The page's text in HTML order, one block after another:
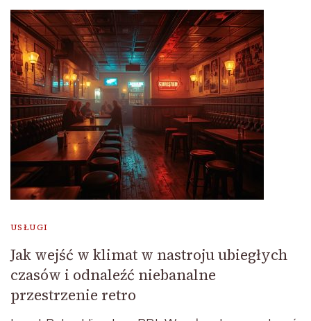
USŁUGI
Jak wejść w klimat w nastroju ubiegłych
czasów i odnaleźć niebanalne
przestrzenie retro